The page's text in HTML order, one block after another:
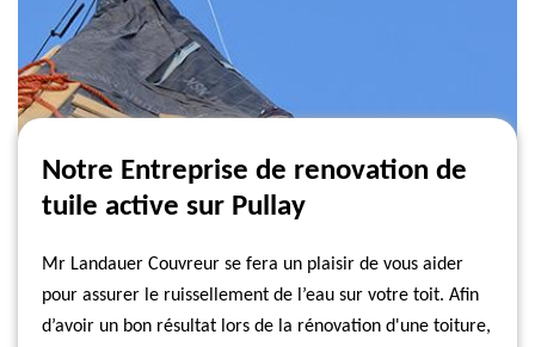
Notre Entreprise de renovation de
tuile active sur Pullay
Mr Landauer Couvreur se fera un plaisir de vous aider
pour assurer le ruissellement de l’eau sur votre toit. Afin
d’avoir un bon résultat lors de la rénovation d'une toiture,